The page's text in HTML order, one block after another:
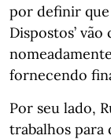
por definir que
Dispostos’
fornecendo
Por seu lado,
trabalhos para